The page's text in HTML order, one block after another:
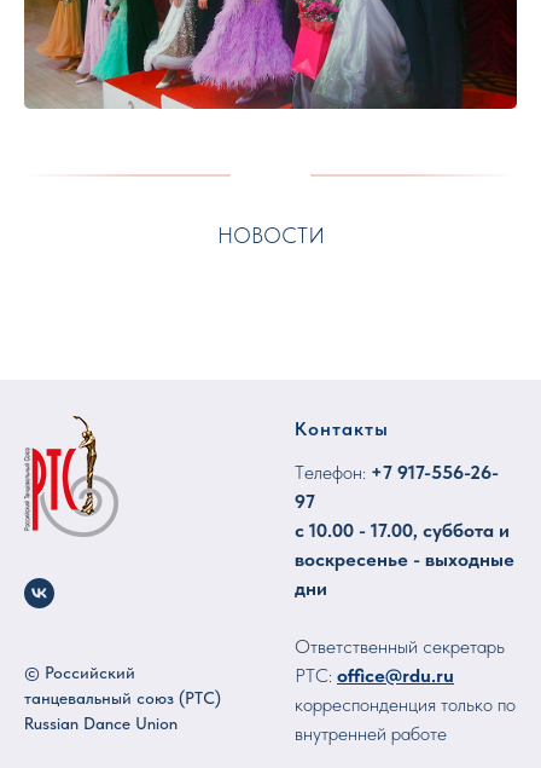
НОВОСТИ
© Российский
танцевальный союз (РТС)
Russian Dance Union
Контакты
Tелефон: +7 917-556-26-
97
с 10.00 - 17.00, суббота и
воскресенье - выходные
дни
Ответственный секретарь
РТС: office@rdu.ru
корреспонденция только по
внутренней работе